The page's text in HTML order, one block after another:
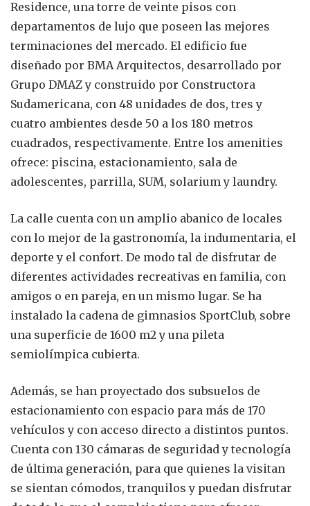
Residence, una torre de veinte pisos con
departamentos de lujo que poseen las mejores
terminaciones del mercado. El edificio fue
diseñado por BMA Arquitectos, desarrollado por
Grupo DMAZ y construido por Constructora
Sudamericana, con 48 unidades de dos, tres y
cuatro ambientes desde 50 a los 180 metros
cuadrados, respectivamente. Entre los amenities
ofrece: piscina, estacionamiento, sala de
adolescentes, parrilla, SUM, solarium y laundry.
La calle cuenta con un amplio abanico de locales
con lo mejor de la gastronomía, la indumentaria, el
deporte y el confort. De modo tal de disfrutar de
diferentes actividades recreativas en familia, con
amigos o en pareja, en un mismo lugar. Se ha
instalado la cadena de gimnasios SportClub, sobre
una superficie de 1600 m2 y una pileta
semiolímpica cubierta.
Además, se han proyectado dos subsuelos de
estacionamiento con espacio para más de 170
vehículos y con acceso directo a distintos puntos.
Cuenta con 130 cámaras de seguridad y tecnología
de última generación, para que quienes la visitan
se sientan cómodos, tranquilos y puedan disfrutar